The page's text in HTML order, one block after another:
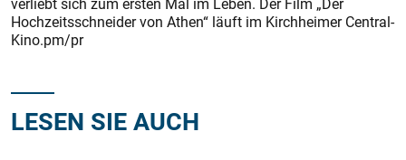
Hochzeitsschneider von Athen“ läuft im Kirchheimer Central-
Kino.pm/pr
LESEN SIE AUCH